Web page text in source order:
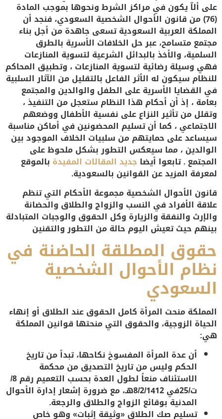
على ألاّ يكون في مراكز الشرط ونحوها بموجب المادة
(76) من قانون الأحوال الشخصية السعودي، فنجد أن
المملكة العربية السعودية تسعى جاهدة من أجل بناء
مجتمع متسامح، عبر حل الخلافات الأسرية بالطرق
السلمية، والأخذ بالبدائل الشرعية لتسوية المنازعات
فهي وسيلة رضائية لتسوية المنازعات ، وتطبيق المحاكم
للنظام سيكون له الأثر الفاعل بالتقليل من الآثار السلبية
في القضايا الأسرية على الطفل والوالدين والمجتمع
بعامة ، إذ أن أحكام هذا النظام ستعجل من التنفيذ ،
وتقلل من تأثير النزاع على نفسية الأطفال ووضعهم
الاجتماعي ، كما أن تسليم المحضونين في أماكن مناسبة
سيساعد على حمايتهم من سلبيات الخلاف الموجود بين
الوالدين ، مما سيعكس التطور بشكل ملحوظ على
المجتمع . تابعوا أيضا جديد المقالات المفيدة بالموقع
لمعرفة المزيد عن القوانين بالسعودية.
قانون الأحوال الشخصية مجموعة الأحكام التي تنظم
علاقة الأفراد في النسب والزواج والطلاق والحضانة
والإرث والنفقة والزيارة وكل الحقوق والوجبات المتبادلة
بينهم حيث تعيش اليوم حالة من التطور والتقنين
حقوق المطلقة الحاضنة في
نظام الأحوال الشخصية
السعودي
المملكة منحت المرأة كامل الحقوق عند الطلاق أو إنهاء
الحياة الزوجية، والحقوق التي منحتها قوانين المملكة
هي:
أن عدة المرأة المفسوخ نكاحها، تبدأ من تاريخ
الحكم وليس من تاريخ التصديق من محكمة
الاستئناف منعاً لطول العدة بحسب التعميم رقم 8/
ت/25في 8/2/1412هـ، مع ضرورة إشعار إدارة الأحوال
المدنية بوقائع الزواج والطلاق والرجعة.
تسليم صك الطلاق «وثيقة إثبات» وهو خاص